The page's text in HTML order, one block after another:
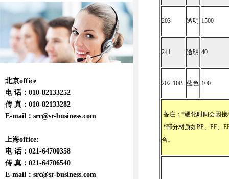
北京office
电 话：010-82133252
传 真：010-82133282
E-mail： src@sr-business.com
上海office:
电 话：021-64700358
传 真：021-64706540
E-mail： src@sr-business.com
203 透明 1500
241 透明 40
202-10B 蓝色 100
备注：*硬化时间会因
*部分材质如PP、PE、
合。